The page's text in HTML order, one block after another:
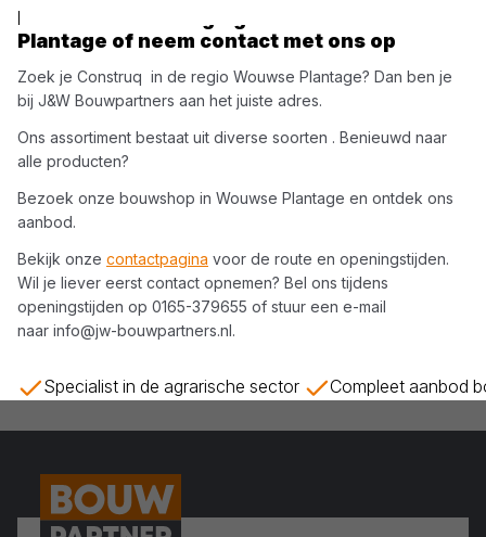
Bezoek onze vestiging in
Plantage of neem contact met ons op
Zoek je Construq in de regio Wouwse Plantage? Dan ben je
bij J&W Bouwpartners aan het juiste adres.
Ons assortiment bestaat uit diverse soorten . Benieuwd naar
alle producten?
Bezoek onze bouwshop in Wouwse Plantage en ontdek ons
aanbod.
Bekijk onze contactpagina voor de route en openingstijden.
Wil je liever eerst contact opnemen? Bel ons tijdens
openingstijden op 0165-379655 of stuur een e-mail
naar info@jw-bouwpartners.nl.
Specialist in de agrarische sector Compleet aanbod